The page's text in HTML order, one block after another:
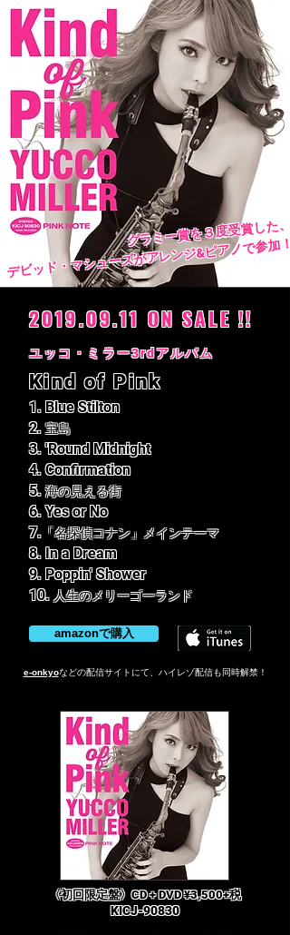
グラミー賞を３度受賞した、
デビッド・マシューズがアレンジ&ピアノで参加！
2019.09.11 ON SALE !!
​ユッコ・ミラー3rdアルバム
Kind of Pink
1. Blue Stilton
2.宝島
3. 'Round Midnight
4. Confirmation
5.海の見える街
6. Yes or No
7. 「名探偵コナン」メインテーマ
8. In a Dream
9. Poppin' Shower
10. 人生のメリーゴーランド
amazonで購入
e-onkyoなどの配信サイトにて、 ハイレゾ配信も同時解禁！
​〈初回限定盤〉CD + DVD ¥3,500+税
KICJ-90830